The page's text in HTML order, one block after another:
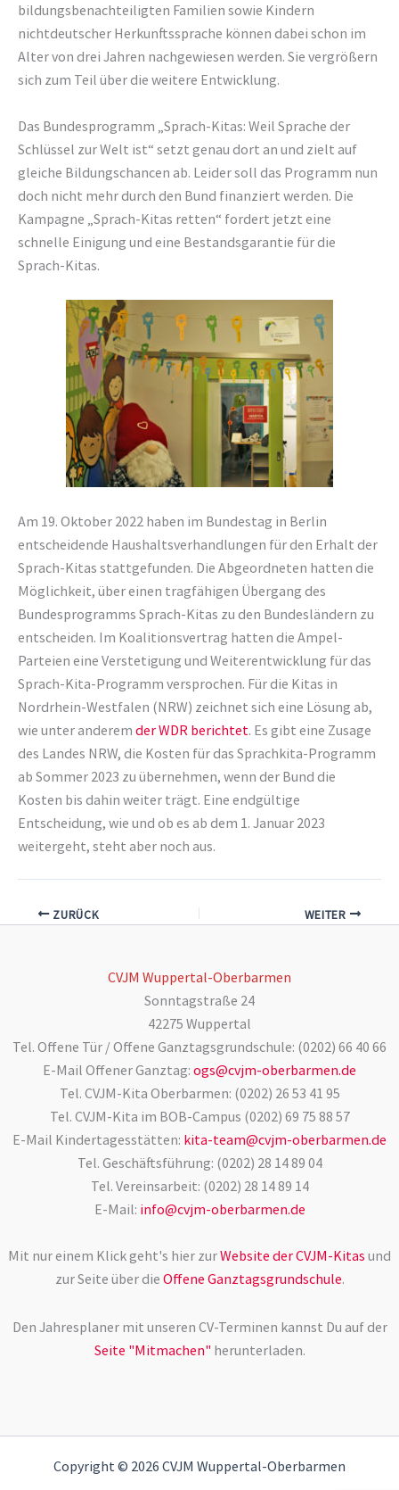
bildungsbenachteiligten Familien sowie Kindern
nichtdeutscher Herkunftssprache können dabei schon im
Alter von drei Jahren nachgewiesen werden. Sie vergrößern
sich zum Teil über die weitere Entwicklung.
Das Bundesprogramm „Sprach-Kitas: Weil Sprache der
Schlüssel zur Welt ist“ setzt genau dort an und zielt auf
gleiche Bildungschancen ab. Leider soll das Programm nun
doch nicht mehr durch den Bund finanziert werden. Die
Kampagne „Sprach-Kitas retten“ fordert jetzt eine
schnelle Einigung und eine Bestandsgarantie für die
Sprach-Kitas.
Am 19. Oktober 2022 haben im Bundestag in Berlin
entscheidende Haushaltsverhandlungen für den Erhalt der
Sprach-Kitas stattgefunden. Die Abgeordneten hatten die
Möglichkeit, über einen tragfähigen Übergang des
Bundesprogramms Sprach-Kitas zu den Bundesländern zu
entscheiden. Im Koalitionsvertrag hatten die Ampel-
Parteien eine Verstetigung und Weiterentwicklung für das
Sprach-Kita-Programm versprochen. Für die Kitas in
Nordrhein-Westfalen (NRW) zeichnet sich eine Lösung ab,
wie unter anderem der WDR berichtet. Es gibt eine Zusage
des Landes NRW, die Kosten für das Sprachkita-Programm
ab Sommer 2023 zu übernehmen, wenn der Bund die
Kosten bis dahin weiter trägt. Eine endgültige
Entscheidung, wie und ob es ab dem 1. Januar 2023
weitergeht, steht aber noch aus.
ZURÜCK WEITER
CVJM Wuppertal-Oberbarmen
Sonntagstraße 24
42275 Wuppertal
Tel. Offene Tür / Offene Ganztagsgrundschule: (0202) 66 40 66
E-Mail Offener Ganztag: ogs@cvjm-oberbarmen.de
Tel. CVJM-Kita Oberbarmen: (0202) 26 53 41 95
Tel. CVJM-Kita im BOB-Campus (0202) 69 75 88 57
E-Mail Kindertagesstätten: kita-team@cvjm-oberbarmen.de
Tel. Geschäftsführung: (0202) 28 14 89 04
Tel. Vereinsarbeit: (0202) 28 14 89 14
E-Mail: info@cvjm-oberbarmen.de
Mit nur einem Klick geht's hier zurWebsite der CVJM-Kitas und
zur Seite über die Offene Ganztagsgrundschule.
Den Jahresplaner mit unseren CV-Terminen kannst Du auf der
Seite "Mitmachen" herunterladen.
Copyright © 2026 CVJM Wuppertal-Oberbarmen